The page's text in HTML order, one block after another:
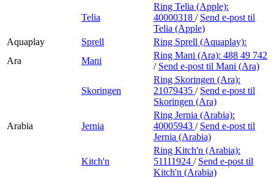
Telia
Ring Telia (Apple):
40000318 / Send e-post til
Telia (Apple)
Aquaplay
Sprell
Ring Sprell (Aquaplay):
Ara
Mani
Ring Mani (Ara): 488 49 742
/ Send e-post til Mani (Ara)
Skoringen
Ring Skoringen (Ara):
21079435 / Send e-post til
Skoringen (Ara)
Arabia Jernia
Ring Jernia (Arabia):
40005943 / Send e-post til
Jernia (Arabia)
Kitch'n
Ring Kitch'n (Arabia):
51111924 / Send e-post til
Kitch'n (Arabia)